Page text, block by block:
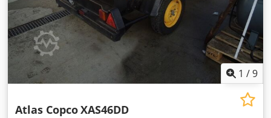
1 /9
Atlas CopcoXAS46DD